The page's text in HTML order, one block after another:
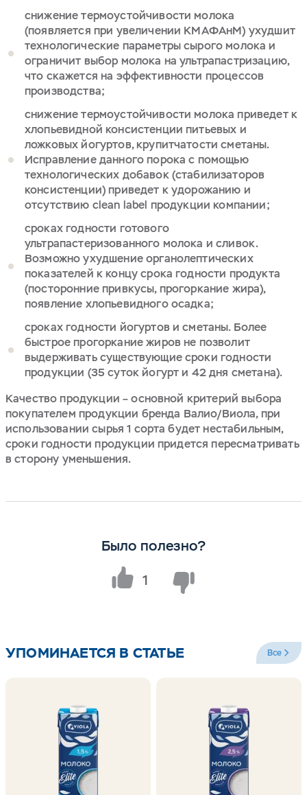
снижение термоустойчивости молока
(появляется при увеличении КМАФАнМ) ухудшит
технологические параметры сырого молока и
ограничит выбор молока на ультрапастризацию,
что скажется на эффективности процессов
производства;
снижение термоустойчивости молока приведет к
хлопьевидной консистенции питьевых и
ложковых йогуртов, крупитчатости сметаны.
Исправление данного порока с помощью
технологических добавок (стабилизаторов
консистенции) приведет к удорожанию и
отсутствию clean label продукции компании;
сроках годности готового
ультрапастеризованного молока и сливок.
Возможно ухудшение органолептических
показателей к концу срока годности продукта
(посторонние привкусы, прогоркание жира),
появление хлопьевидного осадка;
сроках годности йогуртов и сметаны. Более
быстрое прогоркание жиров не позволит
выдерживать существующие сроки годности
продукции (35 суток йогурт и 42 дня сметана).
Качество продукции – основной критерий выбора
покупателем продукции бренда Валио/Виола, при
использовании сырья 1 сорта будет нестабильным,
сроки годности продукции придется пересматривать
в сторону уменьшения.
Было полезно?
1
УПОМИНАЕТСЯ В СТАТЬЕ Все